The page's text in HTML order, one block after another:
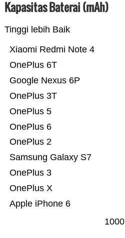
Kapasitas Baterai (mAh)
Tinggi lebih Baik
Apple iPhone 6
OnePlus X
OnePlus 3
Samsung Galaxy S7
OnePlus 2
OnePlus 6
OnePlus 5
OnePlus 3T
Google Nexus 6P
OnePlus 6T
Xiaomi Redmi Note 4
1000